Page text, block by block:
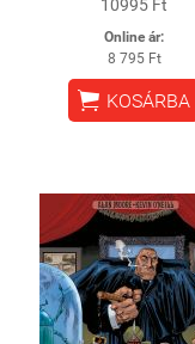
10995 Ft
Online ár:
8 795 Ft
 KOSÁRBA